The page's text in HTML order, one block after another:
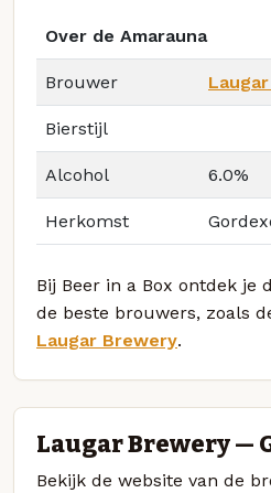
Over de Amarauna
Brouwer
Bierstijl
Alcohol 6.0%
Herkomst
Bij Beer in a Box ontdek je
de beste brouwers, zoals
Laugar Brewery.
Laugar Brewery —
Bekijk de website van de